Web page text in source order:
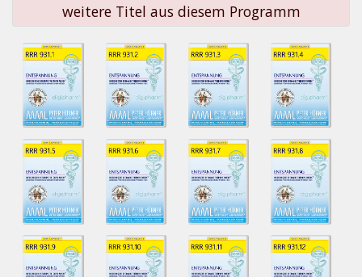
weitere Titel aus diesem Programm